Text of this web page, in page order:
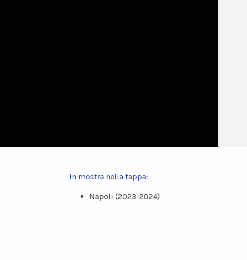
In mostra nella tappa:
Napoli (2023-2024)